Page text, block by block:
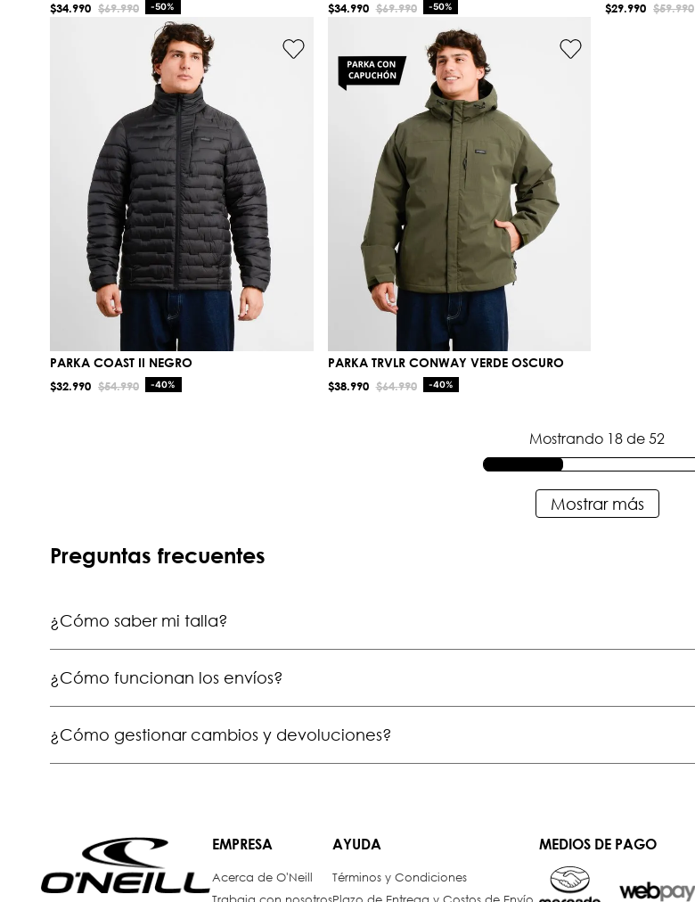
$69.990
$34.990 -50% $69.990
$34.990 -50% $59.990
$29.990
PARKA COAST II NEGRO
$54.990
$32.990 -40%
PARKA TRVLR CONWAY VERDE OSCURO
$64.990
$38.990 -40%
Mostrando 18 de 52
Mostrar más
Preguntas frecuentes
¿Cómo saber mi talla?
¿Cómo funcionan los envíos?
¿Cómo gestionar cambios y devoluciones?
EMPRESA
Acerca de O'Neill
AYUDA
Términos y Condiciones
MEDIOS DE PAGO